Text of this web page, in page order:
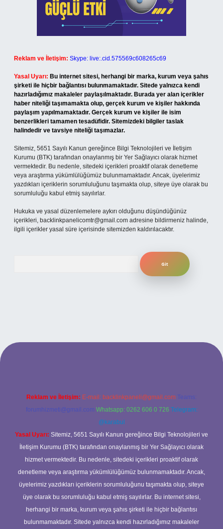
Reklam ve İletişim: Skype: live:.cid.575569c608265c69
Yasal Uyarı: Bu internet sitesi, herhangi bir marka, kurum veya şahıs
şirketi ile hiçbir bağlantısı bulunmamaktadır. Sitede yalnızca kendi
hazırladığımız makaleler paylaşılmaktadır. Burada yer alan içerikler
haber niteliği taşımamakta olup, gerçek kurum ve kişiler hakkında
paylaşım yapılmamaktadır. Gerçek kurum ve kişiler ile isim
benzerlikleri tamamen tesadüfidir. Sitemizdeki bilgiler taslak
halindedir ve tavsiye niteliği taşımazlar.
Sitemiz, 5651 Sayılı Kanun gereğince Bilgi Teknolojileri ve İletişim
Kurumu (BTK) tarafından onaylanmış bir Yer Sağlayıcı olarak hizmet
vermektedir. Bu nedenle, sitedeki içerikleri proaktif olarak denetleme
veya araştırma yükümlülüğümüz bulunmamaktadır. Ancak, üyelerimiz
yazdıkları içeriklerin sorumluluğunu taşımakta olup, siteye üye olarak bu
sorumluluğu kabul etmiş sayılırlar.
Hukuka ve yasal düzenlemelere aykırı olduğunu düşündüğünüz
içerikleri, backlinkpanelicomtr@gmail.com adresine bildirmeniz halinde,
ilgili içerikler yasal süre içerisinde sitemizden kaldırılacaktır.
giriş
Reklam ve İletişim: E-mail: backlinkpaneli@gmail.com Teams:
forumhizmeti@gmail.com Whatsapp: 0262 606 0 726 Telegram:
@karabul
Yasal Uyarı: Sitemiz, 5651 Sayılı Kanun gereğince Bilgi Teknolojileri ve
İletişim Kurumu (BTK) tarafından onaylanmış bir Yer Sağlayıcı olarak
hizmet vermektedir. Bu nedenle, sitedeki içerikleri proaktif olarak
denetleme veya araştırma yükümlülüğümüz bulunmamaktadır. Ancak,
üyelerimiz yazdıkları içeriklerin sorumluluğunu taşımakta olup, siteye
üye olarak bu sorumluluğu kabul etmiş sayılırlar. Bu internet sitesi,
herhangi bir marka, kurum veya şahıs şirketi ile hiçbir bağlantısı
bulunmamaktadır. Sitede yalnızca kendi hazırladığımız makaleler